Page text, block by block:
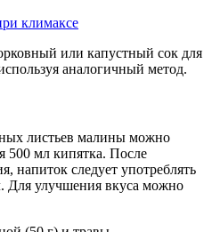
климаксе
или капустный сок для
аналогичный метод.
листьев малины можно
500 мл кипятка. После
напиток следует употреблять
Для улучшения вкуса можно